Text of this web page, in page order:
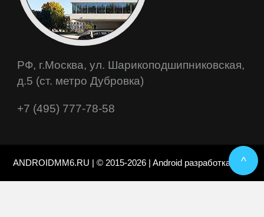
РФ, г.Москва, ул. Шарикоподшипниковская,
д.5 (ст. метро Дубровка)
+7 (495) 777-78-58
ANDROIDMM6.RU | © 2015-2026 | Android разработка ^